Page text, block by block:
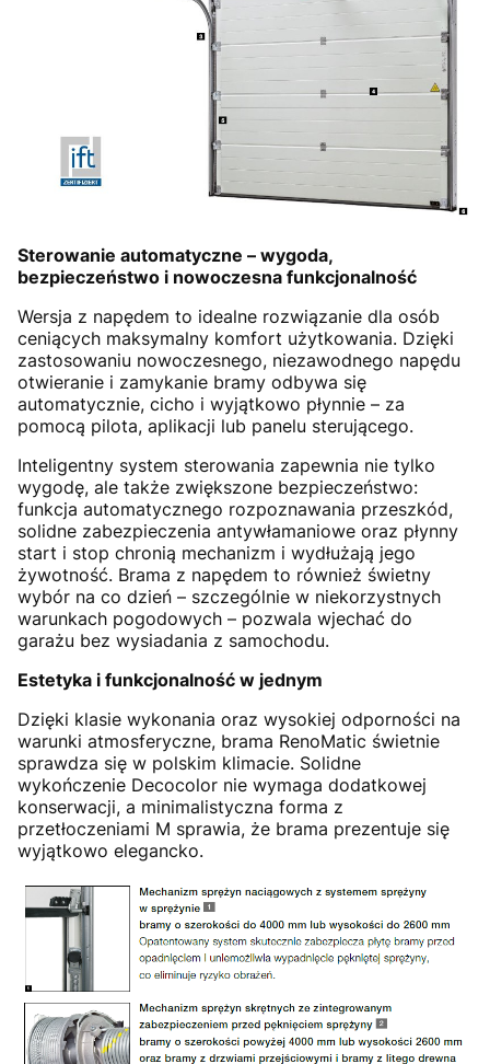
Sterowanie automatyczne – wygoda,
bezpieczeństwo i nowoczesna funkcjonalność
Wersja z napędem to idealne rozwiązanie dla osób
ceniących maksymalny komfort użytkowania. Dzięki
zastosowaniu nowoczesnego, niezawodnego napędu
otwieranie i zamykanie bramy odbywa się
automatycznie, cicho i wyjątkowo płynnie – za
pomocą pilota, aplikacji lub panelu sterującego.
Inteligentny system sterowania zapewnia nie tylko
wygodę, ale także zwiększone bezpieczeństwo:
funkcja automatycznego rozpoznawania przeszkód,
solidne zabezpieczenia antywłamaniowe oraz płynny
start i stop chronią mechanizm i wydłużają jego
żywotność. Brama z napędem to również świetny
wybór na co dzień – szczególnie w niekorzystnych
warunkach pogodowych – pozwala wjechać do
garażu bez wysiadania z samochodu.
Estetyka i funkcjonalność w jednym
Dzięki klasie wykonania oraz wysokiej odporności na
warunki atmosferyczne, brama RenoMatic świetnie
sprawdza się w polskim klimacie. Solidne
wykończenie Decocolor nie wymaga dodatkowej
konserwacji, a minimalistyczna forma z
przetłoczeniami M sprawia, że brama prezentuje się
wyjątkowo elegancko.